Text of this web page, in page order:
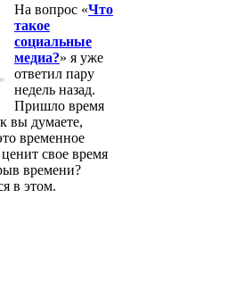
На вопрос «Что
такое
социальные
медиа?» я уже
ответил пару
недель назад.
Пришло время
вы думаете,
временное
свое время
времени?
в этом.